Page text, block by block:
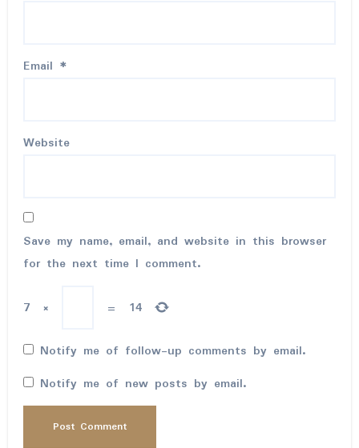
Email *
Website
Save my name, email, and website in this browser
for the next time I comment.
7 × = 14
Notify me of follow-up comments by email.
Notify me of new posts by email.